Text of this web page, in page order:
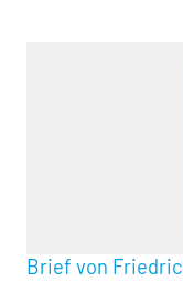
Brief von